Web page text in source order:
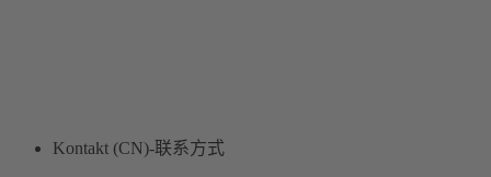
Kontakt (CN)-联系方式